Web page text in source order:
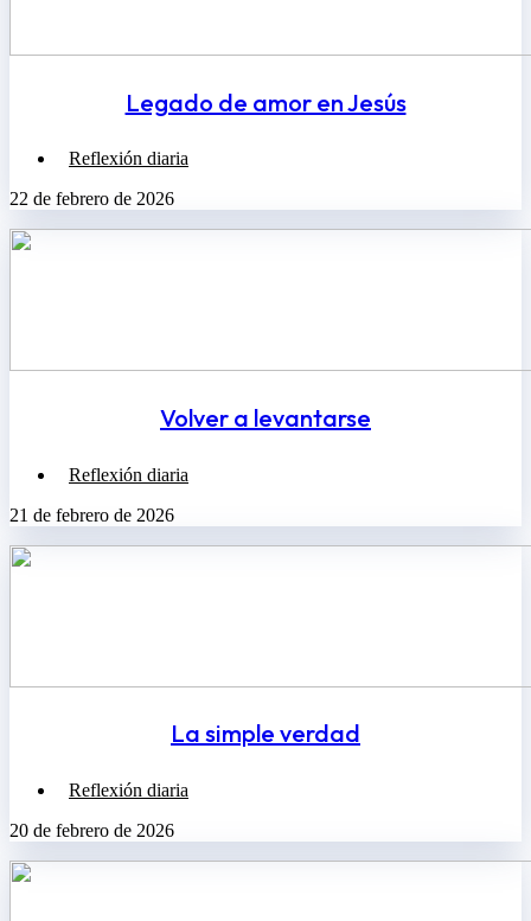
Legado de amor en Jesús
Reflexión diaria
22 de febrero de 2026
Volver a levantarse
Reflexión diaria
21 de febrero de 2026
La simple verdad
Reflexión diaria
20 de febrero de 2026